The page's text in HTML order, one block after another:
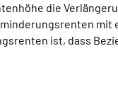
die
mit
ist, dass